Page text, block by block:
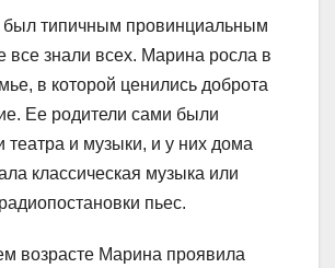
был типичным провинциальным
все знали всех. Марина росла в
в которой ценились доброта
Ее родители сами были
театра и музыки, и у них дома
классическая музыка или
пьес.
возрасте Марина проявила